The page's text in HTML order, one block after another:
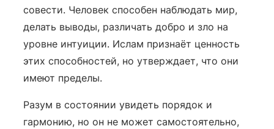
совести. Человек способен наблюдать мир,
делать выводы, различать добро и зло на
уровне интуиции. Ислам признаёт ценность
этих способностей, но утверждает, что они
имеют пределы.
Разум в состоянии увидеть порядок и
гармонию, но он не может самостоятельно,